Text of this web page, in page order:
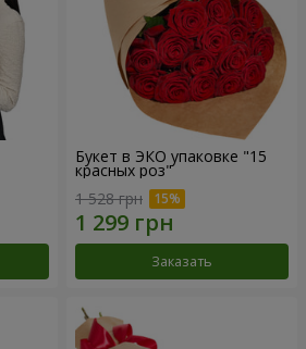
Букет в ЭКО упаковке "15
красных роз"
1 528 грн
Заказать